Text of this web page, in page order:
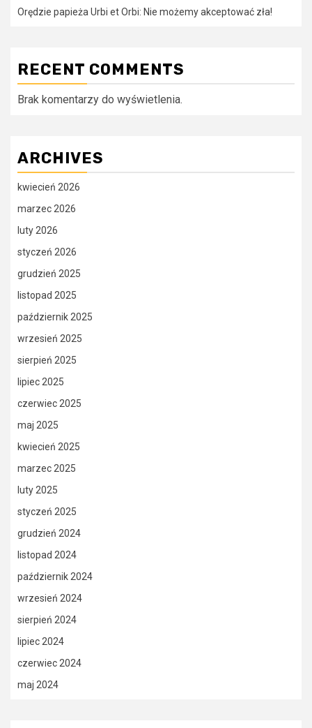
Orędzie papieża Urbi et Orbi: Nie możemy akceptować zła!
RECENT COMMENTS
Brak komentarzy do wyświetlenia.
ARCHIVES
kwiecień 2026
marzec 2026
luty 2026
styczeń 2026
grudzień 2025
listopad 2025
październik 2025
wrzesień 2025
sierpień 2025
lipiec 2025
czerwiec 2025
maj 2025
kwiecień 2025
marzec 2025
luty 2025
styczeń 2025
grudzień 2024
listopad 2024
październik 2024
wrzesień 2024
sierpień 2024
lipiec 2024
czerwiec 2024
maj 2024